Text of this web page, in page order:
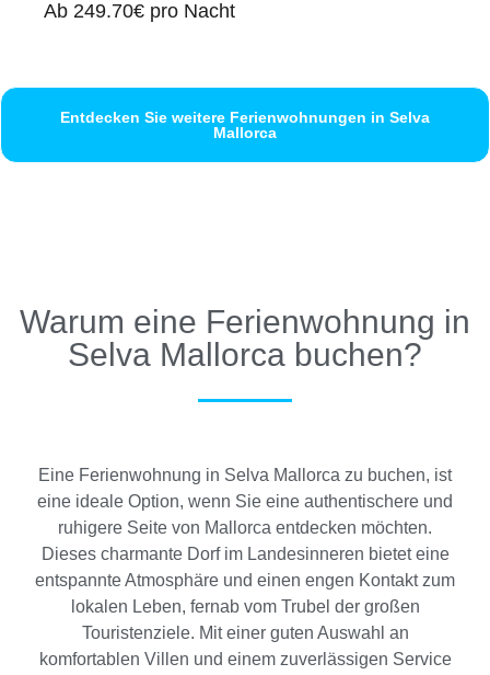
Entdecken Sie weitere Ferienwohnungen in Selva
Mallorca
Ab 249.70€ pro Nacht
Warum eine Ferienwohnung in
Selva Mallorca buchen?
Eine Ferienwohnung in Selva Mallorca zu buchen, ist
eine ideale Option, wenn Sie eine authentischere und
ruhigere Seite von Mallorca entdecken möchten.
Dieses charmante Dorf im Landesinneren bietet eine
entspannte Atmosphäre und einen engen Kontakt zum
lokalen Leben, fernab vom Trubel der großen
Touristenziele. Mit einer guten Auswahl an
komfortablen Villen und einem zuverlässigen Service